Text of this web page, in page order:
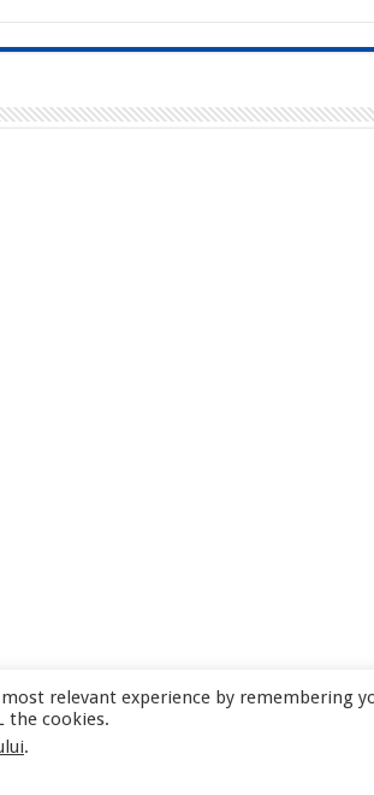
relevant experience by remembering
the cookies.
.